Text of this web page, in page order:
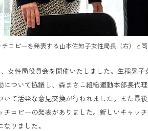
チコピーを発表する山本佐知子女性局長（右）と
、女性局役員会を開催いたしました。生稲晃
について協議し、森まさこ組織運動本部長代
いて活発な意見交換が行われました。また最
チコピーの発表がありました。新しいキャ
なりました。